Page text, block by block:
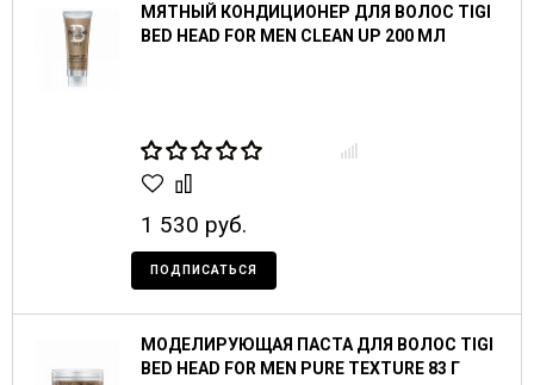
МЯТНЫЙ КОНДИЦИОНЕР ДЛЯ ВОЛОС TIGI
BED HEAD FOR MEN CLEAN UP 200 МЛ
1 530 руб.
ПОДПИСАТЬСЯ
МОДЕЛИРУЮЩАЯ ПАСТА ДЛЯ ВОЛОС TIGI
BED HEAD FOR MEN PURE TEXTURE 83 Г